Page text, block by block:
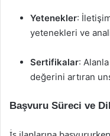
Yetenekler:
yetenekleri ve
Sertifikalar:
değerini artıran
Başvuru Süreci ve